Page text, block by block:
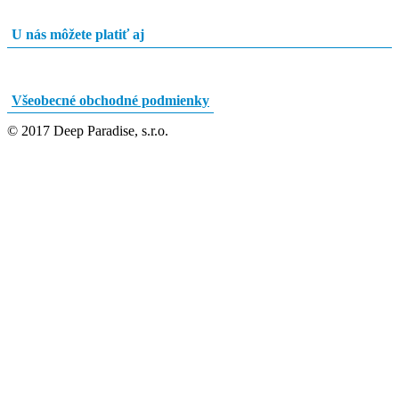
U nás môžete platiť aj
Všeobecné obchodné podmienky
© 2017 Deep Paradise, s.r.o.